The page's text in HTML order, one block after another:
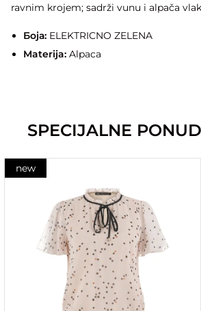
ravnim krojem; sadrži vunu i alpača
Боја:ELEKTRICNO ZELENA
Materija:Alpaca
SPECIJALNE
new